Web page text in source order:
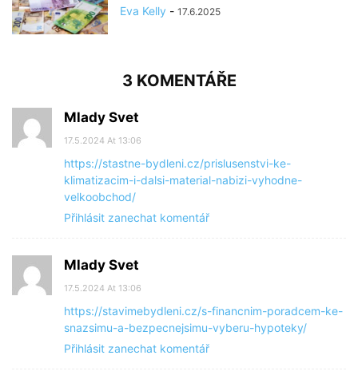
Eva Kelly - 17.6.2025
3 KOMENTÁŘE
Mlady Svet
17.5.2024 At 13:06
https://stastne-bydleni.cz/prislusenstvi-ke-
klimatizacim-i-dalsi-material-nabizi-vyhodne-
velkoobchod/
Přihlásit zanechat komentář
Mlady Svet
17.5.2024 At 13:06
https://stavimebydleni.cz/s-financnim-poradcem-ke-
snazsimu-a-bezpecnejsimu-vyberu-hypoteky/
Přihlásit zanechat komentář